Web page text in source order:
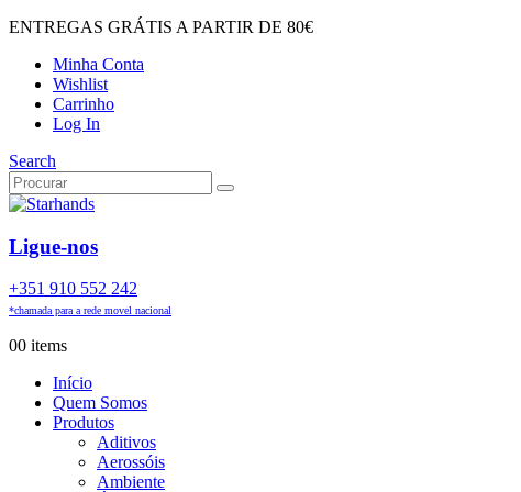
ENTREGAS GRÁTIS A PARTIR DE 80€
Minha Conta
Wishlist
Carrinho
Log In
Search
Ligue-nos
+351 910 552 242
*chamada para a rede movel nacional
00 items
Início
Quem Somos
Produtos
Aditivos
Aerossóis
Ambiente